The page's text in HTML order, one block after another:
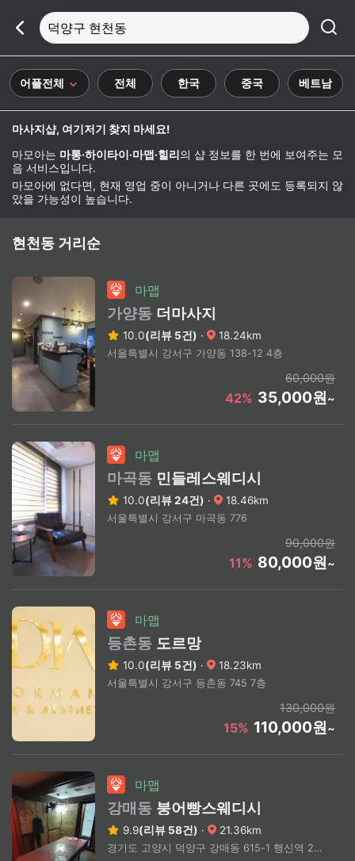
덕양구 현천동
어플전체 전체 한국 중국 베트남
마사지샵, 여기저기 찾지 마세요!
마모아는 마통·하이타이·마맵·힐리 의 샵 정보를 한 번에 보여주는 모
음 서비스입니다.
마모아에 없다면, 현재 영업 중이 아니거나 다른 곳에도 등록되지 않
았을 가능성이 높습니다.
현천동 거리순
마맵
가양동 더마사지
10.0(리뷰 5건) · 18.24km
서울특별시 강서구 가양동 138-12 4층
60,000원
42% 35,000원~
마맵
마곡동 민들레스웨디시
10.0(리뷰 24건) · 18.46km
서울특별시 강서구 마곡동 776
90,000원
11% 80,000원~
마맵
등촌동 도르망
10.0(리뷰 5건) · 18.23km
서울특별시 강서구 등촌동 745 7층
130,000원
15% 110,000원~
마맵
강매동 붕어빵스웨디시
9.9(리뷰 58건) · 21.36km
경기도 고양시 덕양구 강매동 615-1 행신역 2번 출구(상세주소문의)